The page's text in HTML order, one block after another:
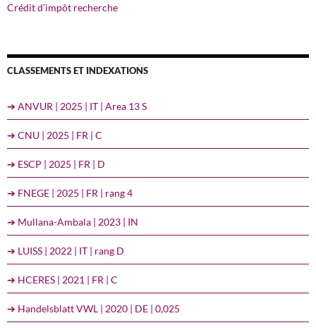
Crédit d’impôt recherche
CLASSEMENTS ET INDEXATIONS
➔ ANVUR | 2025 | IT | Area 13 S
➔ CNU | 2025 | FR | C
➔ ESCP | 2025 | FR | D
➔ FNEGE | 2025 | FR | rang 4
➔ Mullana-Ambala | 2023 | IN
➔ LUISS | 2022 | IT | rang D
➔ HCERES | 2021 | FR | C
➔ Handelsblatt VWL | 2020 | DE | 0,025